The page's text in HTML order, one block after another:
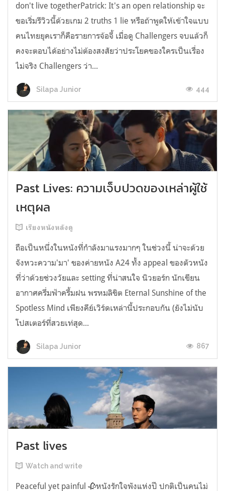
don't live togetherPatrick: It's an open relationship จะ
ขอเริ่มรีวิวนี้ด้วยเกม 2 truths 1 lie หรือถ้าพูดให้เข้าใจแบบ
คนไทยยุคเราก็คือรายการจ้อจี้ เมื่อดู Challengers จบแล้วก็
คงจะตอบได้อย่างไม่ต้องสงสัยว่าประโยคของใครเป็นเรื่อง
ไม่จริง Challengers ว่า...
Silapa Junior 444
Past Lives: ความเจ็บปวดของเหล่าผู้ใช้
เหตุผล
เรียงหนังหลังดู
ถือเป็นหนึ่งในหนังที่กำลังมาแรงมากๆ ในช่วงนี้ น่าจะด้วย
จังหวะความ'มา' ของค่ายหนัง A24 ทั้ง appeal ของตัวหนัง
ที่ว่าด้วยช่วงวัยและ setting ที่น่าสนใจ นิวยอร์ก นักเขียน
อากาศครึ่มฟ้าครึ้มฝน พรหมลิขิต Eternal Sunshine of the
Spotless Mind เพียงคีย์เวิร์ดเหล่านี้ประกอบกัน (ยังไม่นับ
โปสเตอร์ที่สวยเท่สุด...
Silapa Junior 867
Past lives
Watch and write
Peaceful yet painful 🥀หนังรักใจพังแห่งปี ปกติเป็นคนไม่